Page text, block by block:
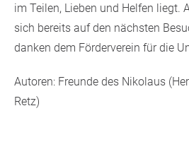
im Teilen, Lieben und Helfen liegt.
sich bereits auf den nächsten
danken dem Förderverein für die
Autoren: Freunde des Nikolaus
Retz)